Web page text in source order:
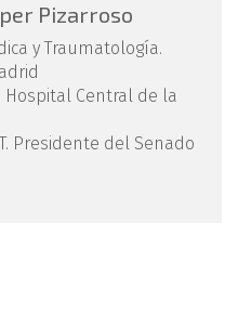
Pizarroso
y Traumatología.
Hospital Central de la
Presidente del Senado